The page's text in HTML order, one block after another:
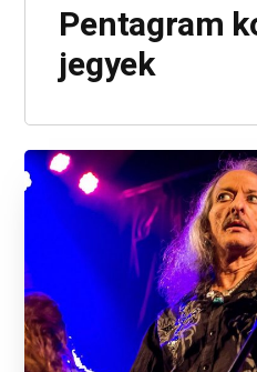
Pentagram
jegyek